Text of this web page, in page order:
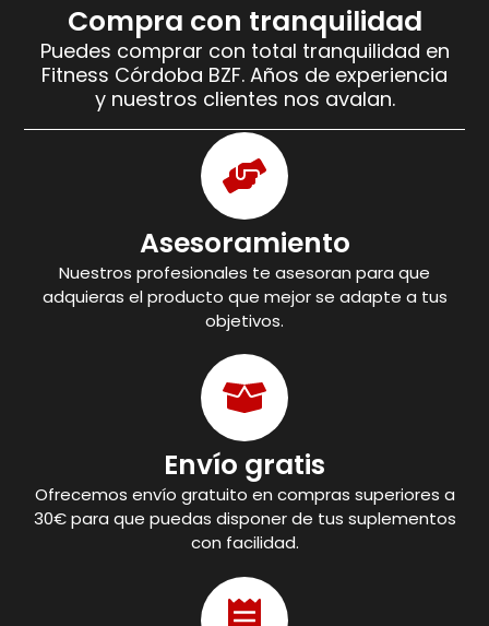
Compra con tranquilidad
Puedes comprar con total tranquilidad en
Fitness Córdoba BZF. Años de experiencia
y nuestros clientes nos avalan.
Asesoramiento
Nuestros profesionales te asesoran para que
adquieras el producto que mejor se adapte a tus
objetivos.
Envío gratis
Ofrecemos envío gratuito en compras superiores a
30€ para que puedas disponer de tus suplementos
con facilidad.